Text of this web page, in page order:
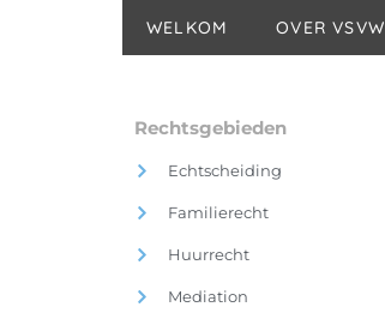
WELKOM OVER VSVW
Rechtsgebieden
Echtscheiding
Familierecht
Huurrecht
Mediation